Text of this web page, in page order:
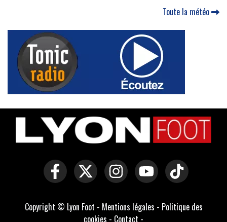
Toute la météo
Copyright © Lyon Foot - Mentions légales - Politique des
cookies - Contact -